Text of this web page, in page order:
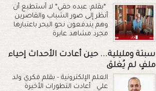
*بقلم: عبده حقي* لا أستطيع أن
أنظر إلى صور الشباب والقاصرين
وهم يندفعون نحو البحر باعتبارها
مجرد مشاهد عابرة
سبتة ومليلية... حين أعادت الأحداث إحياء
ملفٍ لم يُغلق
العلم الإلكترونية - بقلم فكري ولد
علي أعادت التطورات الأخيرة